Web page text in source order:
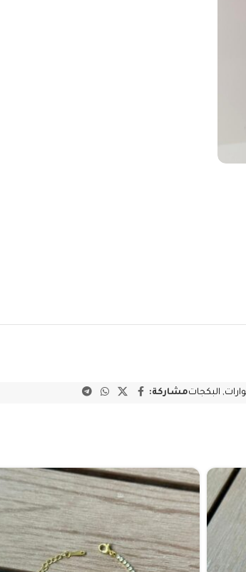
, البكجاتمشاركة: